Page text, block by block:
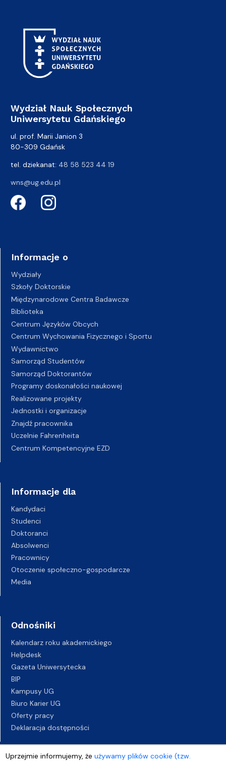
Uprzejmie informujemy, żeużywamy plików cookie (tzw.
Wydział Nauk Społecznych
Uniwersytetu Gdańskiego
ul. prof. Marii Janion 3
80-309 Gdańsk
tel. dziekanat: 48 58 523 44 19
wns@ug.edu.pl
Informacje o
Wydziały
Szkoły Doktorskie
Międzynarodowe Centra Badawcze
Biblioteka
Centrum Języków Obcych
Centrum Wychowania Fizycznego i Sportu
Wydawnictwo
Samorząd Studentów
Samorząd Doktorantów
Programy doskonałości naukowej
Realizowane projekty
Jednostki i organizacje
Znajdź pracownika
Uczelnie Fahrenheita
Centrum Kompetencyjne EZD
Informacje dla
Kandydaci
Studenci
Doktoranci
Absolwenci
Pracownicy
Otoczenie społeczno-gospodarcze
Media
Odnośniki
Kalendarz roku akademickiego
Helpdesk
Gazeta Uniwersytecka
BIP
Kampusy UG
Biuro Karier UG
Oferty pracy
Deklaracja dostępności